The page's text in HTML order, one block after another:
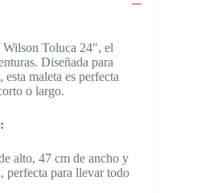
Toluca 24″, el
Diseñada para
maleta es perfecta
o largo.
alto, 47 cm de ancho y
perfecta para llevar todo